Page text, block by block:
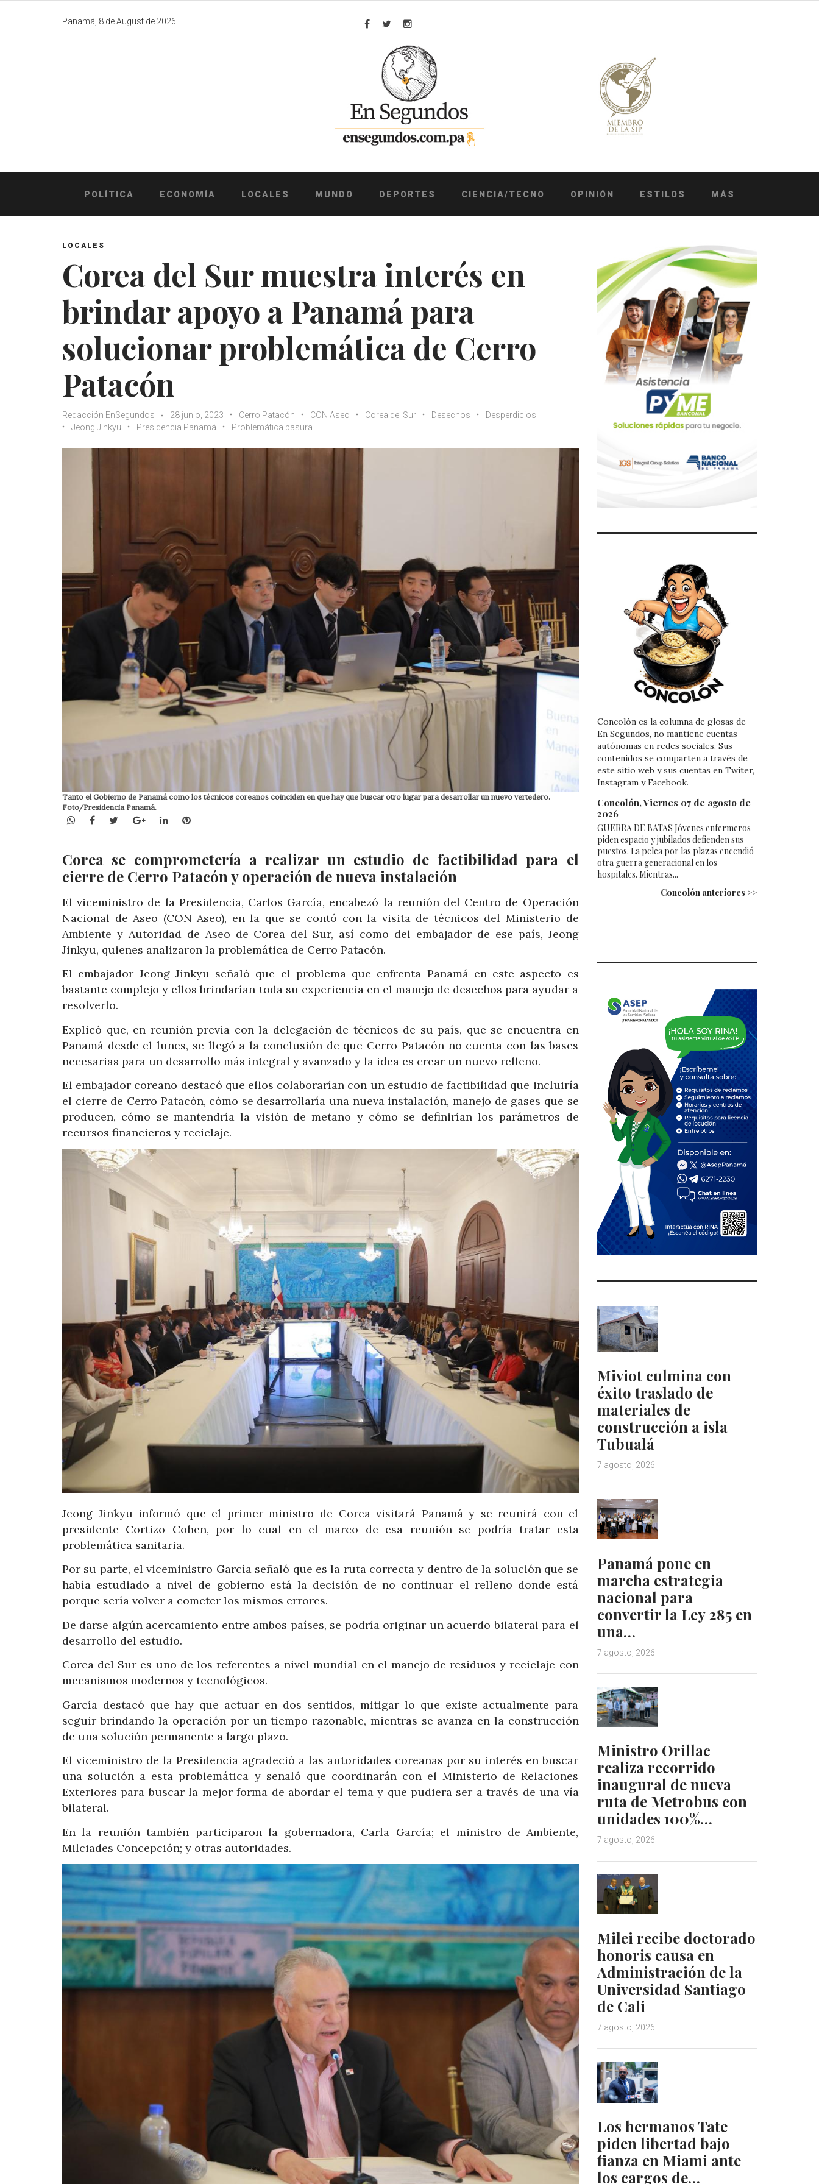
Panamá, 8 de August de 2026.
Facebook
TwitterInstagram
POLÍTICA ECONOMÍA LOCALES MUNDO DEPORTES CIENCIA/TECNO OPINIÓN ESTILOS MÁS
LOCALES
Corea del Sur muestra interés en
brindar apoyo a Panamá para
solucionar problemática de Cerro
Patacón
Redacción EnSegundos 28 junio, 2023 Cerro Patacón CON Aseo Corea del Sur Desechos
Desperdicios
Jeong Jinkyu
Presidencia Panamá Problemática basura
Tanto el Gobierno de Panamá como los técnicos coreanos coinciden en que hay que buscar otro lugar para desarrollar un nuevo vertedero.
Foto/Presidencia Panamá.
WhatsApp
Facebook
TwitterGoogle+LinkedInPinterest
Corea se comprometería a realizar un estudio de factibilidad para el
cierre de Cerro Patacón y operación de nueva instalación
El viceministro de la Presidencia, Carlos García, encabezó la reunión del Centro de Operación
Nacional de Aseo (CON Aseo), en la que se contó con la visita de técnicos del Ministerio de
Ambiente y Autoridad de Aseo de Corea del Sur, así como del embajador de ese país, Jeong
Jinkyu, quienes analizaron la problemática de Cerro Patacón.
El embajador Jeong Jinkyu señaló que el problema que enfrenta Panamá en este aspecto es
bastante complejo y ellos brindarían toda su experiencia en el manejo de desechos para ayudar a
resolverlo.
Explicó que, en reunión previa con la delegación de técnicos de su país, que se encuentra en
Panamá desde el lunes, se llegó a la conclusión de que Cerro Patacón no cuenta con las bases
necesarias para un desarrollo más integral y avanzado y la idea es crear un nuevo relleno.
El embajador coreano destacó que ellos colaborarían con un estudio de factibilidad que incluiría
el cierre de Cerro Patacón, cómo se desarrollaría una nueva instalación, manejo de gases que se
producen, cómo se mantendría la visión de metano y cómo se definirían los parámetros de
recursos financieros y reciclaje.
Jeong Jinkyu informó que el primer ministro de Corea visitará Panamá y se reunirá con el
presidente Cortizo Cohen, por lo cual en el marco de esa reunión se podría tratar esta
problemática sanitaria.
Por su parte, el viceministro García señaló que es la ruta correcta y dentro de la solución que se
había estudiado a nivel de gobierno está la decisión de no continuar el relleno donde está
porque sería volver a cometer los mismos errores.
De darse algún acercamiento entre ambos países, se podría originar un acuerdo bilateral para el
desarrollo del estudio.
Corea del Sur es uno de los referentes a nivel mundial en el manejo de residuos y reciclaje con
mecanismos modernos y tecnológicos.
García destacó que hay que actuar en dos sentidos, mitigar lo que existe actualmente para
seguir brindando la operación por un tiempo razonable, mientras se avanza en la construcción
de una solución permanente a largo plazo.
El viceministro de la Presidencia agradeció a las autoridades coreanas por su interés en buscar
una solución a esta problemática y señaló que coordinarán con el Ministerio de Relaciones
Exteriores para buscar la mejor forma de abordar el tema y que pudiera ser a través de una vía
bilateral.
En la reunión también participaron la gobernadora, Carla García; el ministro de Ambiente,
Milciades Concepción; y otras autoridades.
Concolón es la columna de glosas de
En Segundos, no mantiene cuentas
autónomas en redes sociales. Sus
contenidos se comparten a través de
este sitio web y sus cuentas en Twiter,
Instagram y Facebook.
Concolón, Viernes 07 de agosto de
2026
GUERRA DE BATAS Jóvenes enfermeros
piden espacio y jubilados defienden sus
puestos. La pelea por las plazas encendió
otra guerra generacional en los
hospitales. Mientras...
Concolón anteriores >>
Miviot culmina con
éxito traslado de
materiales de
construcción a isla
Tubualá
7 agosto, 2026
Panamá pone en
marcha estrategia
nacional para
convertir la Ley 285 en
una…
7 agosto, 2026
Ministro Orillac
realiza recorrido
inaugural de nueva
ruta de Metrobus con
unidades 100%…
7 agosto, 2026
Milei recibe doctorado
honoris causa en
Administración de la
Universidad Santiago
de Cali
7 agosto, 2026
Los hermanos Tate
piden libertad bajo
fianza en Miami ante
los cargos de…